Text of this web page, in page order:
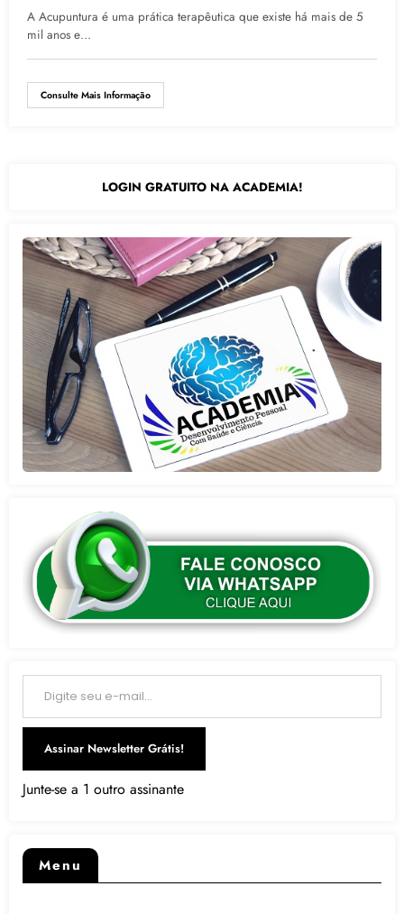
A Acupuntura é uma prática terapêutica que existe há mais de 5
mil anos e…
Consulte Mais Informação
LOGIN GRATUITO NA ACADEMIA!
Digite seu e-mail…
Assinar Newsletter Grátis!
Junte-se a 1 outro assinante
Menu